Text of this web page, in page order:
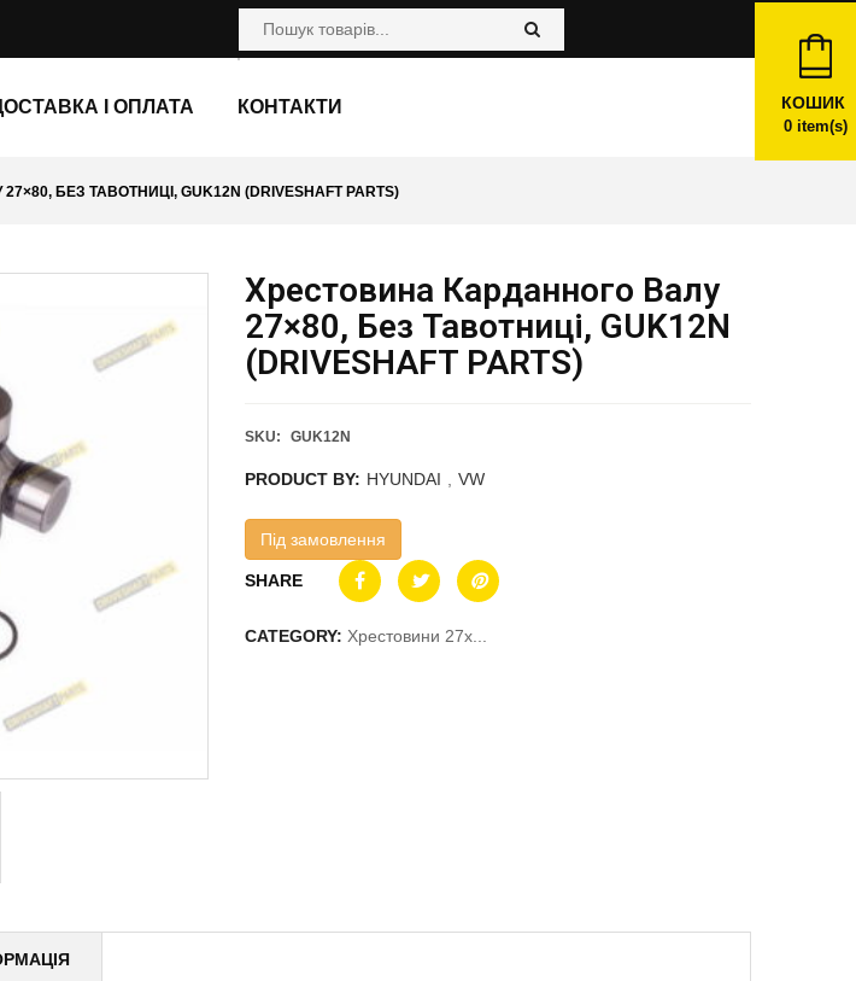
І ОПЛАТА КОНТАКТИ КОШИК
0item(s)
БЕЗ ТАВОТНИЦІ, GUK12N (DRIVESHAFT PARTS)
Хрестовина Карданного Валу
27×80, Без Тавотниці, GUK12N
(DRIVESHAFT PARTS)
SKU: GUK12N
PRODUCT BY: HYUNDAI VW
Під замовлення
SHARE
CATEGORY: Хрестовини 27x...